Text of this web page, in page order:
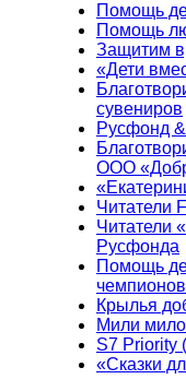
Помощь
Помощь
Защитим
«Дети
сувениров
Русфонд
ООО
Читатели
Читатели
Русфонда
Помощь
Крылья
Мили
S7 Priority
«Сказки